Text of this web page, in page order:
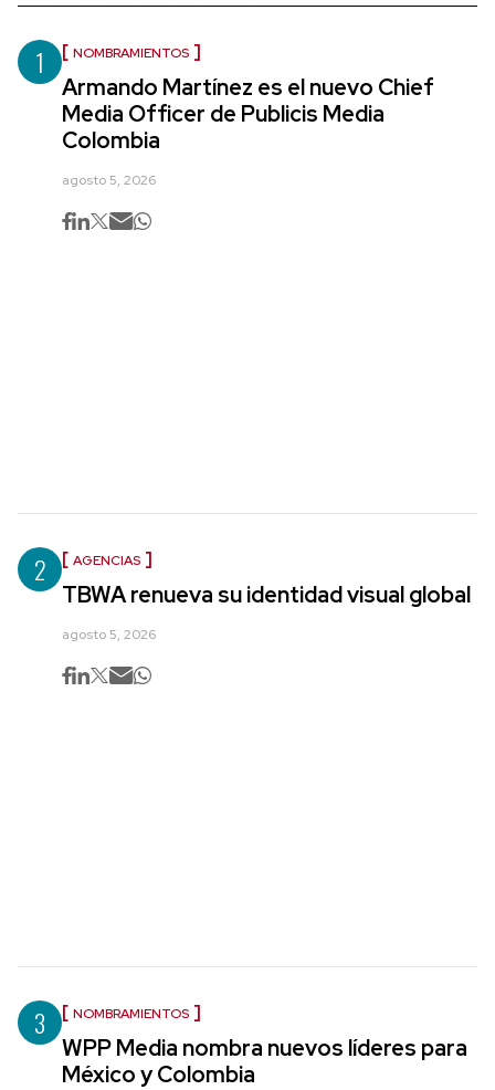
1 NOMBRAMIENTOS
Armando Martínez es el nuevo Chief
Media Officer de Publicis Media
Colombia
agosto 5, 2026
2 AGENCIAS
TBWA renueva su identidad visual global
agosto 5, 2026
3 NOMBRAMIENTOS
WPP Media nombra nuevos líderes para
México y Colombia